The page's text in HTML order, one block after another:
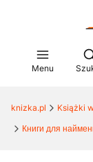
Menu
knizka.pl Książki
Книги для